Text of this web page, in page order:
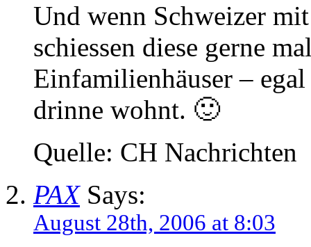
Und wenn Schweizer
schiessen diese gerne
Einfamilienhäuser –
drinne wohnt. 🙂
Quelle: CH Nachrichten
PAXSays:
August 28th, 2006 at 8:03